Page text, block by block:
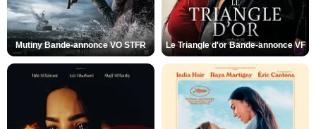
Mutiny Bande-annonce VO STFR Le Triangle d'or Bande-annonce VF